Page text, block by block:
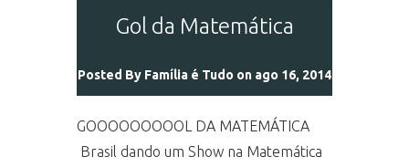
Gol da Matemática
Posted By Família é Tudo on ago 16, 2014
GOOOOOOOOOL DA MATEMÁTICA
Brasil dando um Show na Matemática